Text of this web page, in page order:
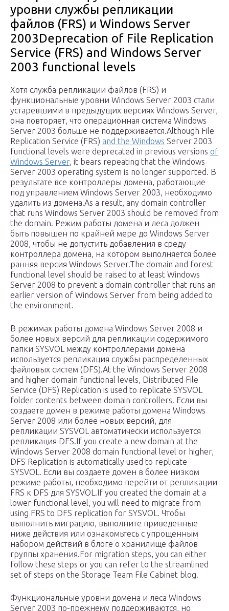
уровни службы репликации
файлов (FRS) и Windows Server
2003Deprecation of File Replication
Service (FRS) and Windows Server
2003 functional levels
Хотя служба репликации файлов (FRS) и
функциональные уровни Windows Server 2003 стали
устаревшими в предыдущих версиях Windows Server,
она повторяет, что операционная система Windows
Server 2003 больше не поддерживается.Although File
Replication Service (FRS) and the Windows Server 2003
functional levels were deprecated in previous versions of
Windows Server, it bears repeating that the Windows
Server 2003 operating system is no longer supported. В
результате все контроллеры домена, работающие
под управлением Windows Server 2003, необходимо
удалить из домена.As a result, any domain controller
that runs Windows Server 2003 should be removed from
the domain. Режим работы домена и леса должен
быть повышен по крайней мере до Windows Server
2008, чтобы не допустить добавления в среду
контроллера домена, на котором выполняется более
ранняя версия Windows Server.The domain and forest
functional level should be raised to at least Windows
Server 2008 to prevent a domain controller that runs an
earlier version of Windows Server from being added to
the environment.
В режимах работы домена Windows Server 2008 и
более новых версий для репликации содержимого
папки SYSVOL между контроллерами домена
используется репликация службы распределенных
файловых систем (DFS).At the Windows Server 2008
and higher domain functional levels, Distributed File
Service (DFS) Replication is used to replicate SYSVOL
folder contents between domain controllers. Если вы
создаете домен в режиме работы домена Windows
Server 2008 или более новых версий, для
репликации SYSVOL автоматически используется
репликация DFS.If you create a new domain at the
Windows Server 2008 domain functional level or higher,
DFS Replication is automatically used to replicate
SYSVOL. Если вы создаете домен в более низком
режиме работы, необходимо перейти от репликации
FRS к DFS для SYSVOL.If you created the domain at a
lower functional level, you will need to migrate from
using FRS to DFS replication for SYSVOL. Чтобы
выполнить миграцию, выполните приведенные
ниже действия или ознакомьтесь с упрощенным
набором действий в блоге о хранилище файлов
группы хранения.For migration steps, you can either
follow these steps or you can refer to the streamlined
set of steps on the Storage Team File Cabinet blog.
Функциональные уровни домена и леса Windows
Server 2003 по-прежнему поддерживаются, но